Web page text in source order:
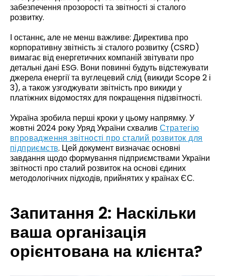
забезпечення прозорості та звітності зі сталого
розвитку.
І останнє, але не менш важливе: Директива про
корпоративну звітність зі сталого розвитку (CSRD)
вимагає від енергетичних компаній звітувати про
детальні дані ESG. Вони повинні будуть відстежувати
джерела енергії та вуглецевий слід (викиди Scope 2 і
3), а також узгоджувати звітність про викиди у
платіжних відомостях для покращення підзвітності.
Україна зробила перші кроки у цьому напрямку. У
жовтні 2024 року Уряд України схвалив Стратегію
впровадження звітності про сталий розвиток для
підприємств. Цей документ визначає основні
завдання щодо формування підприємствами України
звітності про сталий розвиток на основі єдиних
методологічних підходів, прийнятих у країнах ЄС.
Запитання 2: Наскільки
ваша організація
орієнтована на клієнта?